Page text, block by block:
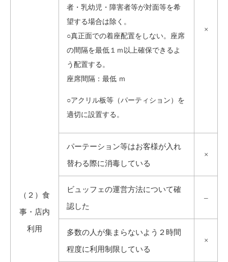
（２）食
事・店内
利用
者・乳幼児・障害者等が対面等を希
望する場合は除く。
○真正面での着座配置をしない。座席
の間隔を最低１ｍ以上確保できるよ
う配置する。
座席間隔：最低 ｍ
○アクリル板等（パーティション）を
適切に設置する。
×
パーテーション等はお客様が入れ
替わる際に消毒している
×
ビュッフェの運営方法について確
認した
–
多数の人が集まらないよう２時間
程度に利用制限している
×